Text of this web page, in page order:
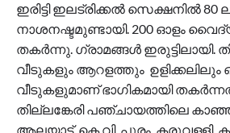
ഇരിട്ടി ഇലട്രിക്കൽ സെക്ഷനിൽ
നാശനഷ്ടമുണ്ടായി. 200 ഓളം
തകർന്നു. ഗ്രാമങ്ങൾ ഇരുട്ടിലായി.
വീടുകളും ആറളത്തും
വീടുകളുമാണ് ഭാഗികമായി
തില്ലങ്കേരി പഞ്ചായത്തിലെ
ആലയാട്, കെ.വി. പുരം, കരുവള്ളി,